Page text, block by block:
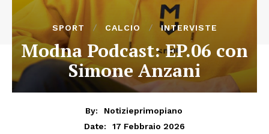
SPORT CALCIO INTERVISTE
Modna Podcast: EP.06 con
Simone Anzani
By:
Notizieprimopiano
Date:
17 Febbraio 2026